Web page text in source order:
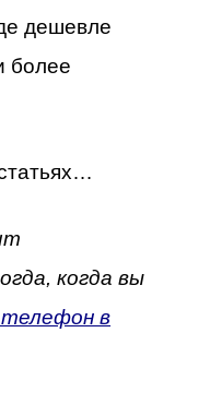
дешевле
более
когда вы
в